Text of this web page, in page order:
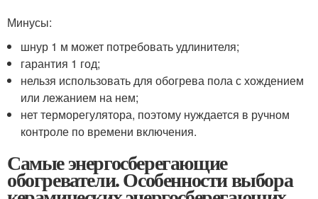
Минусы:
шнур 1 м может потребовать удлинителя;
гарантия 1 год;
нельзя использовать для обогрева пола с хождением
или лежанием на нем;
нет терморегулятора, поэтому нуждается в ручном
контроле по времени включения.
Самые энергосберегающие
обогреватели. Особенности выбора